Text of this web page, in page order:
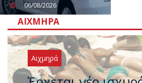
06/08/2026
ΑΙΧΜΗΡΆ
Αιχμηρά